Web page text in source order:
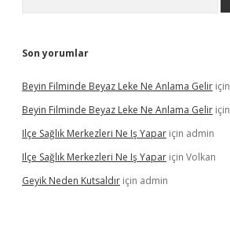
Son yorumlar
Beyin Filminde Beyaz Leke Ne Anlama Gelir için
Beyin Filminde Beyaz Leke Ne Anlama Gelir için
Ilçe Sağlık Merkezleri Ne Iş Yapar için admin
Ilçe Sağlık Merkezleri Ne Iş Yapar için Volkan
Geyik Neden Kutsaldır için admin